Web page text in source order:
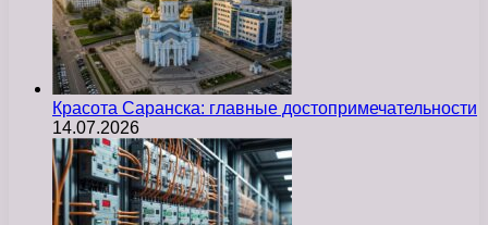
Красота Саранска: главные достопримечательности
14.07.2026